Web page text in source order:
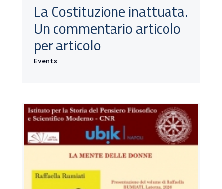
La Costituzione inattuata.
Un commentario articolo
per articolo
Events